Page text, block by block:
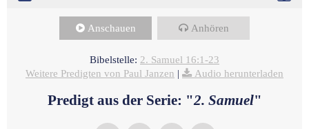
Anschauen Anhören
Bibelstelle: 2. Samuel 16:1-23
Weitere Predigten von Paul Janzen | Audio herunterladen
Predigt aus der Serie: "2. Samuel"